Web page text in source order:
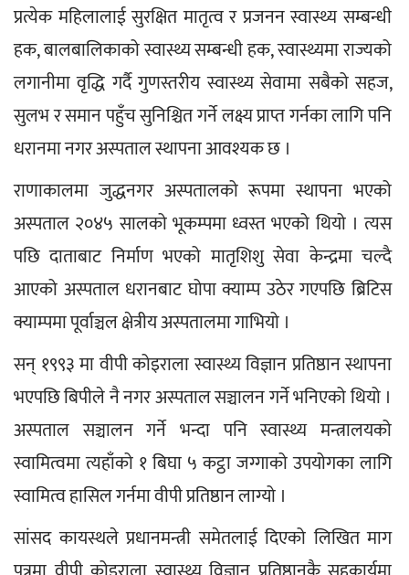
प्रत्येक महिलालाई सुरक्षित मातृत्व र प्रजनन स्वास्थ्य सम्बन्धी
हक, बालबालिकाको स्वास्थ्य सम्बन्धी हक, स्वास्थ्यमा राज्यको
लगानीमा वृद्धि गर्दै गुणस्तरीय स्वास्थ्य सेवामा सबैको सहज,
सुलभ र समान पहुँच सुनिश्चित गर्ने लक्ष्य प्राप्त गर्नका लागि पनि
धरानमा नगर अस्पताल स्थापना आवश्यक छ ।
राणाकालमा जुद्धनगर अस्पतालको रूपमा स्थापना भएको
अस्पताल २०४५ सालको भूकम्पमा ध्वस्त भएको थियो । त्यस
पछि दाताबाट निर्माण भएको मातृशिशु सेवा केन्द्रमा चल्दै
आएको अस्पताल धरानबाट घोपा क्याम्प उठेर गएपछि ब्रिटिस
क्याम्पमा पूर्वाञ्चल क्षेत्रीय अस्पतालमा गाभियो ।
सन् १९९३ मा वीपी कोइराला स्वास्थ्य विज्ञान प्रतिष्ठान स्थापना
भएपछि बिपीले नै नगर अस्पताल सञ्चालन गर्ने भनिएको थियो ।
अस्पताल सञ्चालन गर्ने भन्दा पनि स्वास्थ्य मन्त्रालयको
स्वामित्वमा त्यहाँको १ बिघा ५ कट्ठा जग्गाको उपयोगका लागि
स्वामित्व हासिल गर्नमा वीपी प्रतिष्ठान लाग्यो ।
सांसद कायस्थले प्रधानमन्त्री समेतलाई दिएको लिखित माग